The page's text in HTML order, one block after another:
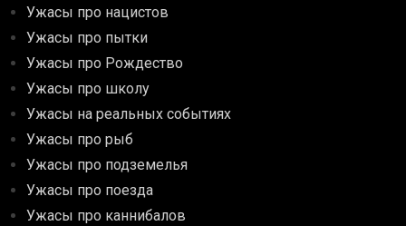
Ужасы про нацистов
Ужасы про пытки
Ужасы про Рождество
Ужасы про школу
Ужасы на реальных событиях
Ужасы про рыб
Ужасы про подземелья
Ужасы про поезда
Ужасы про каннибалов